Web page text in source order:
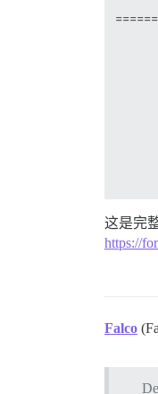
这是完
https://
Falco